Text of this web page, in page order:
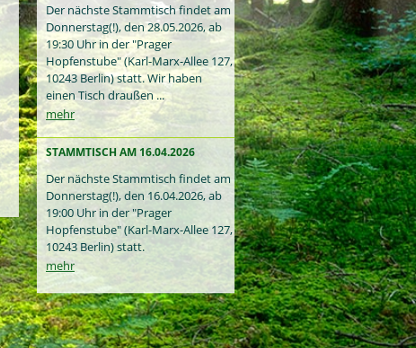
Der nächste Stammtisch findet am
Donnerstag(!), den 28.05.2026, ab
19:30 Uhr in der "Prager
Hopfenstube" (Karl-Marx-Allee 127,
10243 Berlin) statt. Wir haben
einen Tisch draußen ...
mehr
STAMMTISCH AM 16.04.2026
Der nächste Stammtisch findet am
Donnerstag(!), den 16.04.2026, ab
19:00 Uhr in der "Prager
Hopfenstube" (Karl-Marx-Allee 127,
10243 Berlin) statt.
mehr